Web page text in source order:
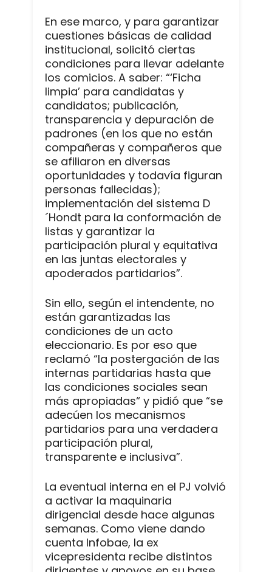
En ese marco, y para garantizar
cuestiones básicas de calidad
institucional, solicitó ciertas
condiciones para llevar adelante
los comicios. A saber: “‘Ficha
limpia’ para candidatas y
candidatos; publicación,
transparencia y depuración de
padrones (en los que no están
compañeras y compañeros que
se afiliaron en diversas
oportunidades y todavía figuran
personas fallecidas);
implementación del sistema D
´Hondt para la conformación de
listas y garantizar la
participación plural y equitativa
en las juntas electorales y
apoderados partidarios”.
Sin ello, según el intendente, no
están garantizadas las
condiciones de un acto
eleccionario. Es por eso que
reclamó “la postergación de las
internas partidarias hasta que
las condiciones sociales sean
más apropiadas“ y pidió que “se
adecúen los mecanismos
partidarios para una verdadera
participación plural,
transparente e inclusiva”.
La eventual interna en el PJ volvió
a activar la maquinaria
dirigencial desde hace algunas
semanas. Como viene dando
cuenta Infobae, la ex
vicepresidenta recibe distintos